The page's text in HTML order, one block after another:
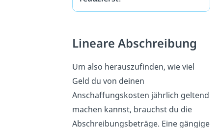
Lineare Abschreibung
Um also herauszufinden, wie viel
Geld du von deinen
Anschaffungskosten jährlich geltend
machen kannst, brauchst du die
Abschreibungsbeträge. Eine gängige